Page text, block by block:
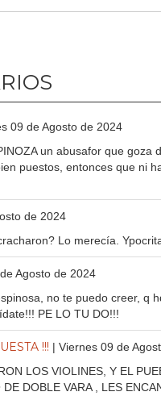
09 de Agosto de 2024
un abusafor que
puestos, entonces que ni
de 2024
Lo merecía.
Agosto de 2024
no te puedo creer, q
PE LO TU DO!!!
!!! | Viernes 09 de
LOS VIOLINES, Y EL
DOBLE VARA , LES